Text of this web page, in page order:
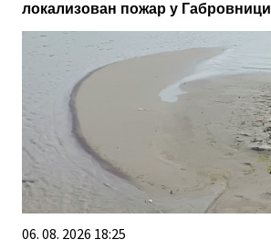
локализован пожар у Габровници
06. 08. 2026 18:25